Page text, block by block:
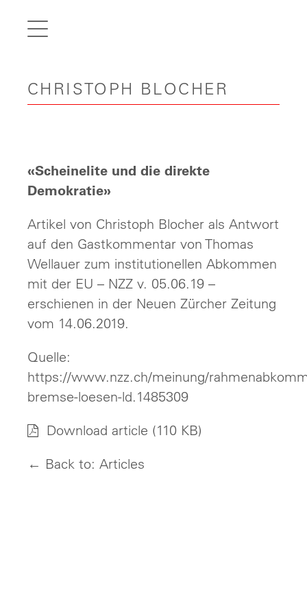
CHRISTOPH BLOCHER
en
Home
Carreer
Contact
«Scheinelite und die direkte
Demokratie»
Artikel von Christoph Blocher als Antwort
auf den Gastkommentar von Thomas
Wellauer zum institutionellen Abkommen
mit der EU – NZZ v. 05.06.19 –
erschienen in der Neuen Zürcher Zeitung
vom 14.06.2019.
Quelle:
https://www.nzz.ch/meinung/
bremse-loesen-ld.1485309
Download article (110 KB)
← Back to: Articles